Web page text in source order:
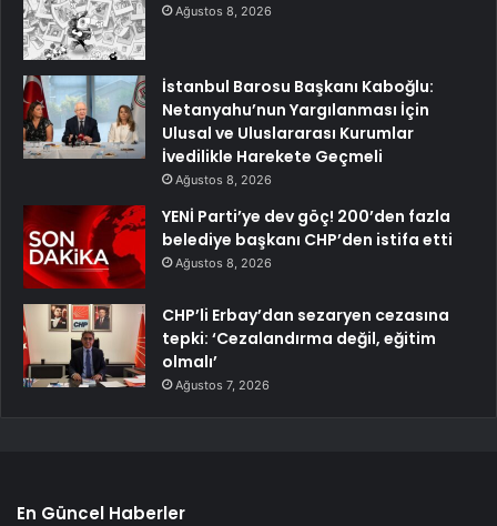
Ağustos 8, 2026
İstanbul Barosu Başkanı Kaboğlu:
Netanyahu’nun Yargılanması İçin
Ulusal ve Uluslararası Kurumlar
İvedilikle Harekete Geçmeli
Ağustos 8, 2026
YENİ Parti’ye dev göç! 200’den fazla
belediye başkanı CHP’den istifa etti
Ağustos 8, 2026
CHP’li Erbay’dan sezaryen cezasına
tepki: ‘Cezalandırma değil, eğitim
olmalı’
Ağustos 7, 2026
En Güncel Haberler